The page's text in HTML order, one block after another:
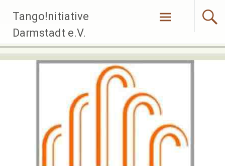
Inhalt
springen
Tango!nitiative
Darmstadt e.V.